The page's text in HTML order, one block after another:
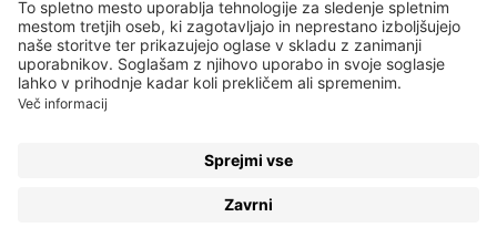
Senčila za oči
Tekoči puder
Ličenje povešenih vek
Kako povečati oči
Niacinamid
Rozacea
Salicilna kislina